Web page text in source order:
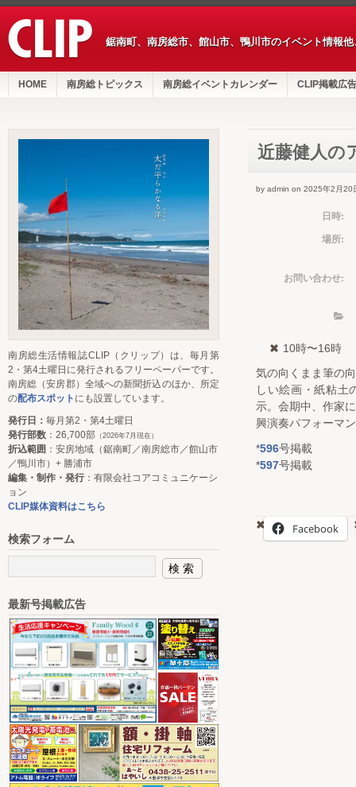
鋸南町、南房総市、館山市、鴨川市のイベント情報
HOME 南房総トピックス 南房総イベントカレンダー CLIP掲載広告
近藤健人の
by admin on 2025年2月20
日時:
場所:
お問い合わせ:
10時〜16時
気の向くまま筆の
しい絵画・紙粘土
示。会期中、作家
興演奏パフォーマ
*596号掲載
*597号掲載
Facebook
南房総生活情報誌CLIP（クリップ）は、毎月第
2・第4土曜日に発行されるフリーペーパーです。
南房総（安房郡）全域への新聞折込のほか、所定
の配布スポット にも設置しています。
発行日： 毎月第2・第4土曜日
発行部数 ：26,700部 （2026年7月現在）
折込範囲 ：安房地域（鋸南町／南房総市／館山市
／鴨川市）+ 勝浦市
編集・制作・発行：有限会社コアコミュニケーシ
ョン
CLIP媒体資料はこちら
検索フォーム
最新号掲載広告